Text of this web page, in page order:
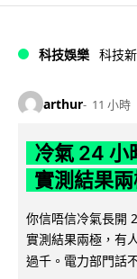
科技娛樂 科技
arthur 11 小時
冷氣 24 小
實測結果
你信唔信冷氣長開
實測結果兩極，有
過千。電力部門話